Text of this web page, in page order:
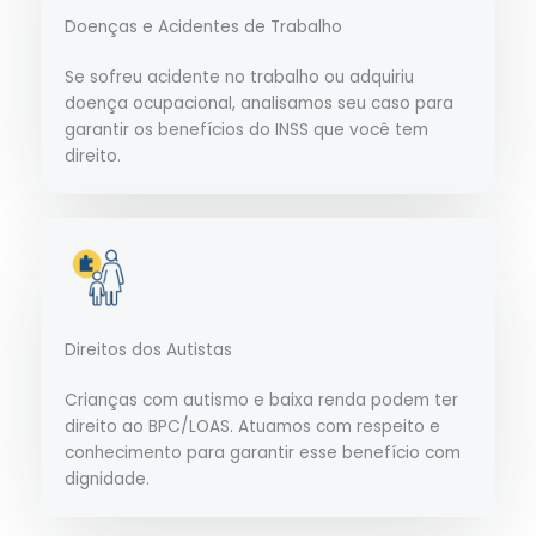
Doenças e Acidentes de Trabalho
Se sofreu acidente no trabalho ou adquiriu
doença ocupacional, analisamos seu caso para
garantir os benefícios do INSS que você tem
direito.
Direitos dos Autistas
Crianças com autismo e baixa renda podem ter
direito ao BPC/LOAS. Atuamos com respeito e
conhecimento para garantir esse benefício com
dignidade.